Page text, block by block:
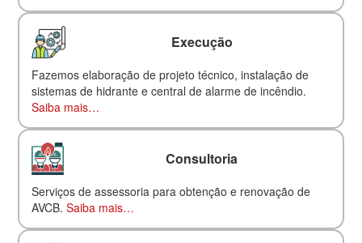
Execução
Fazemos elaboração de projeto técnico, instalação de
sistemas de hidrante e central de alarme de incêndio.
Saiba mais…
Consultoria
Serviços de assessoria para obtenção e renovação de
AVCB.Saiba mais…